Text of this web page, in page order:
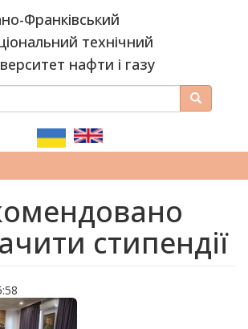
Франківський
технічний
нафти і газу
Пошук
стипендії